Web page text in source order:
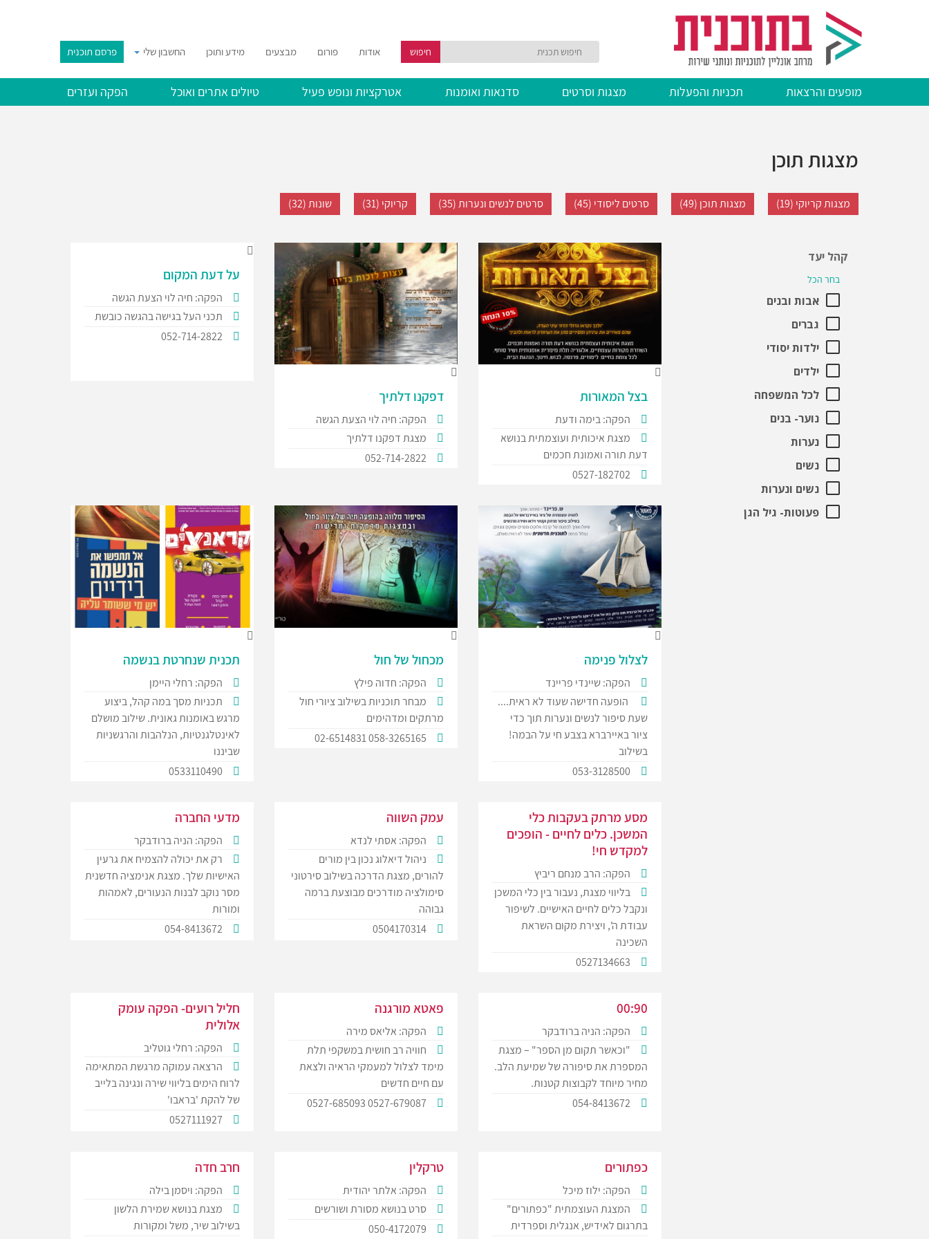
חיפוש אודות פורום מבצעים מידע ותוכן החשבון שלי פרסם תוכנית
מופעים והרצאות תכניות והפעלות מצגות וסרטים סדנאות ואומנות אטרקציות ונופש פעיל טיולים אתרים ואוכל הפקה ועזרים
מצגות תוכן
מצגות קריוקי (19) מצגות תוכן (49) סרטים ליסודי (45) סרטים לנשים ונערות (35) קריוקי (31) שונות (32)
קהל יעד
בחר הכל
אבות ובנים
גברים
ילדות יסודי
ילדים
לכל המשפחה
נוער- בנים
נערות
נשים
נשים ונערות
פעוטות- גיל הגן
בצל המאורות
הפקה: בימה ודעת
מצגת איכותית ועוצמתית בנושא
דעת תורה ואמונת חכמים
0527-182702
דפקנו דלתיך
הפקה: חיה לוי הצעת הגשה
מצגת דפקנו דלתיך
052-714-2822
על דעת המקום
הפקה: חיה לוי הצעת הגשה
תכני העל בגישה בהגשה כובשת
052-714-2822
לצלול פנימה
הפקה: שיינדי פריינד
הופעה חדישה שעוד לא ראית....
שעת סיפור לנשים ונערות תוך כדי
ציור באיירברא בצבע חי על הבמה!
בשילוב
053-3128500
מכחול של חול
הפקה: חדוה פילץ
מבחר תוכניות בשילוב ציורי חול
מרתקים ומדהימים
058-3265165 02-6514831
תכנית שנחרטת בנשמה
הפקה: רחלי היימן
תכניות מסך במה קהל, ביצוע
מרגש באומנות גאונית. שילוב מושלם
לאינטלגנטיות, הנלהבות והרגשניות
שביננו
0533110490
מסע מרתק בעקבות כלי
המשכן. כלים לחיים - הופכים
למקדש חי!
הפקה: הרב מנחם ריביץ
בליווי מצגת, נעבור בין כלי המשכן
ונקבל כלים לחיים האישיים. לשיפור
עבודת ה', ויצירת מקום השראת
השכינה
0527134663
עמק השווה
הפקה: אסתי לנדא
ניהול דיאלוג נכון בין מורים
להורים, מצגת הדרכה בשילוב סירטוני
סימולציה מודרכים מבוצעת ברמה
גבוהה
0504170314
מדעי החברה
הפקה: הניה ברודבקר
רק את יכולה להצמיח את גרעין
האישיות שלך. מצגת אנימציה חדשנית
מסר נוקב לבנות הנעורים, לאמהות
ומורות
054-8413672
00:90
הפקה: הניה ברודבקר
"וכאשר תקום מן הספר" – מצגת
המספרת את סיפורה של שמיעת הלב.
מחיר מיוחד לקבוצות קטנות.
054-8413672
פאטא מורגנה
הפקה: אליאס מירה
חוויה רב חושית במשקפי תלת
מימד לצלול למעמקי הראיה ולצאת
עם חיים חדשים
0527-679087 0527-685093
חליל רועים- הפקה עומק
אלולית
הפקה: רחלי גוטליב
הרצאה עמוקה מרגשת המתאימה
לרוח הימים בליווי שירה ונגינה בלייב
של להקת 'בראבו'
0527111927
כפתורים
הפקה: ילוז מיכל
המצגת העוצמתית "כפתורים"
בתרגום לאידיש, אנגלית וספרדית
טרקלין
הפקה: אלתר יהודית
סרט בנושא מסורת ושורשים
050-4172079
חרב חדה
הפקה: ויסמן בילה
מצגת בנושא שמירת הלשון
בשילוב שיר, משל ומקורות